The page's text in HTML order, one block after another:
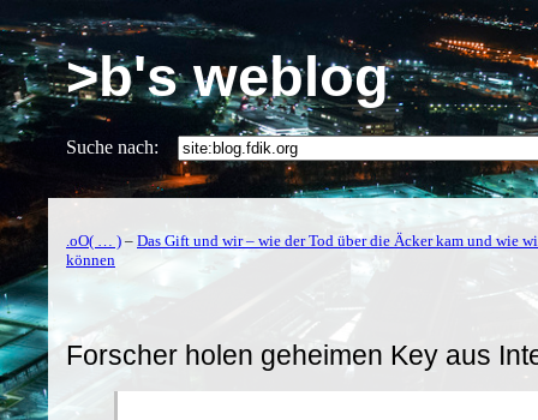
>b's weblog
Suche nach:
.oO( … ) – Das Gift und wir – wie der Tod über die Äcker kam und wie
können
Forscher holen geheimen Key aus